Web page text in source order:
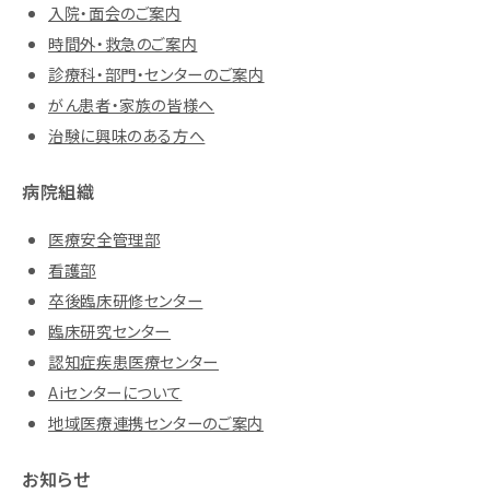
入院・面会のご案内
時間外・救急のご案内
診療科・部門・センターのご案内
がん患者・家族の皆様へ
治験に興味のある方へ
病院組織
医療安全管理部
看護部
卒後臨床研修センター
臨床研究センター
認知症疾患医療センター
Aiセンターについて
地域医療連携センターのご案内
お知らせ